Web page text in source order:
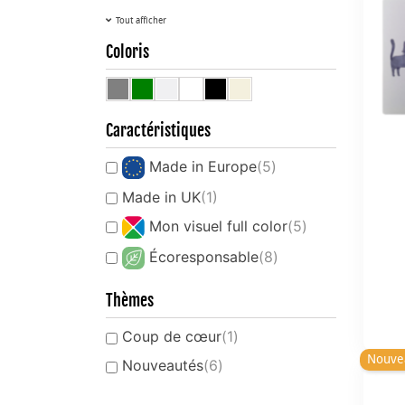
Tout afficher
Coloris
Caractéristiques
Made in Europe(5)
Made in UK(1)
Mon visuel full color(5)
Écoresponsable(8)
Thèmes
Coup de cœur(1)
Nouveautés(6)